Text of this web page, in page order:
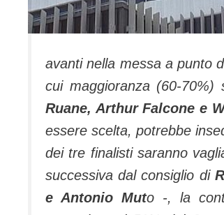
avanti nella messa a punto
cui maggioranza (60-
Ruane, Arthur Falcone e
essere scelta, potrebbe
dei tre finalisti saranno
successiva dal consiglio di
e Antonio Muto -, la